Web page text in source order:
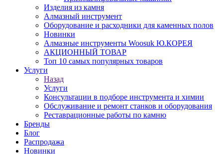
Изделия из камня
Алмазный инструмент
Оборудование и расходники для каменных полов
Новинки
Алмазные инструменты Woosuk Ю.КОРЕЯ
АКЦИОННЫЙ ТОВАР
Топ 10 самых популярных товаров
Услуги
Назад
Услуги
Консультации в подборе инструмента и химии
Обслуживание и ремонт станков и оборудования
Реставрационные работы по камню
Бренды
Блог
Распродажа
Новинки